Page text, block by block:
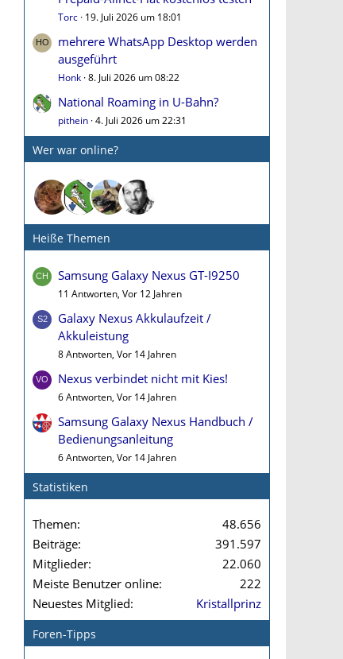
Torc 19. Juli 2026 um 18:01
mehrere WhatsApp Desktop werden
ausgeführt
Honk 8. Juli 2026 um 08:22
National Roaming in U-Bahn?
pithein 4. Juli 2026 um 22:31
Wer war online?
Heiße Themen
Samsung Galaxy Nexus GT-I9250
11 Antworten, Vor 12 Jahren
Galaxy Nexus Akkulaufzeit /
Akkuleistung
8 Antworten, Vor 14 Jahren
Nexus verbindet nicht mit Kies!
6 Antworten, Vor 14 Jahren
Samsung Galaxy Nexus Handbuch /
Bedienungsanleitung
6 Antworten, Vor 14 Jahren
Statistiken
Themen
48.656
Beiträge
391.597
Mitglieder
22.060
Meiste Benutzer online
222
Neuestes Mitglied
Kristallprinz
Foren-Tipps